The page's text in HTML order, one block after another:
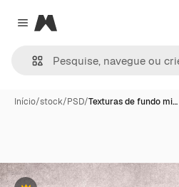
Close menu
Magnific
Início/stock/PSD/Texturas de fundo mi…